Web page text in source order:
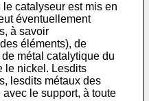
catalyseur est mis en
éventuellement
à savoir
éléments), de
métal catalytique du
le nickel. Lesdits
lesdits métaux des
le support, à toute